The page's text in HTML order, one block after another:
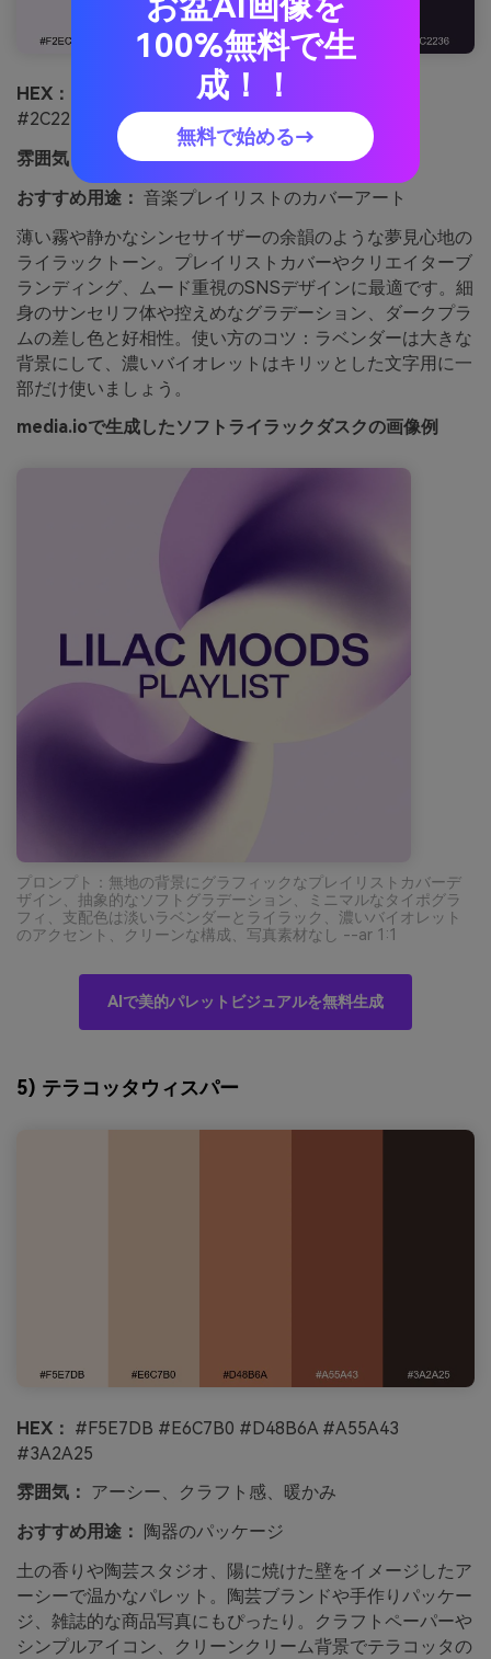
HEX：
#F2ECF7 #D9CBEA #B9A1D6 #6F5A86
#2C2236
雰囲気：
夢のよう、やさしい、シネマティック
おすすめ用途： 音楽プレイリストのカバーアート
薄い霧や静かなシンセサイザーの余韻のような夢見心地の
ライラックトーン。プレイリストカバーやクリエイターブ
ランディング、ムード重視のSNSデザインに最適です。細
身のサンセリフ体や控えめなグラデーション、ダークプラ
ムの差し色と好相性。使い方のコツ：ラベンダーは大きな
背景にして、濃いバイオレットはキリッとした文字用に一
部だけ使いましょう。
media.ioで生成したソフトライラックダスクの画像例
プロンプト：無地の背景にグラフィックなプレイリストカバーデ
ザイン、抽象的なソフトグラデーション、ミニマルなタイポグラ
フィ、支配色は淡いラベンダーとライラック、濃いバイオレット
のアクセント、クリーンな構成、写真素材なし --ar 1:1
AIで美的パレットビジュアルを無料生成
5) テラコッタウィスパー
HEX： #F5E7DB #E6C7B0 #D48B6A #A55A43
#3A2A25
雰囲気： アーシー、クラフト感、暖かみ
おすすめ用途：
陶器のパッケージ
土の香りや陶芸スタジオ、陽に焼けた壁をイメージしたア
ーシーで温かなパレット。陶芸ブランドや手作りパッケー
ジ、雑誌的な商品写真にもぴったり。クラフトペーパーや
シンプルアイコン、クリーンクリーム背景でテラコッタの
100%無料で生
成！！
無料で始める→